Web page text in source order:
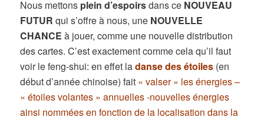
Nous mettons plein d’espoirsdans ce NOUVEAU
FUTUR qui s’offre à nous, une NOUVELLE
CHANCE à jouer, comme une nouvelle distribution
des cartes. C’est exactement comme cela qu’il faut
voir le feng-shui: en effet ladanse des étoiles (en
début d’année chinoise) fait « valser » les énergies –
« étoiles volantes » annuelles -nouvelles énergies
ainsi nommées en fonction de la localisation dans la